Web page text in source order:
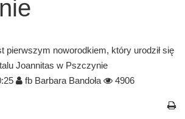
pierwszym noworodkiem, który urodził się
Joannitas w Pszczynie
fb Barbara Bandoła 4906